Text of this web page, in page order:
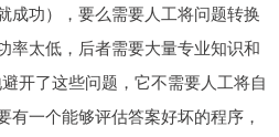
成功），要么需要人工将问题转换
率太低，后者需要大量专业知识和
开了这些问题，它不需要人工将自
有一个能够评估答案好坏的程序，